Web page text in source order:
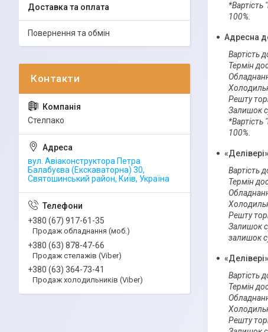
*Вартість
100%.
Адресна
Вартість
Термін
Решту
Залишок
*Вартість
100%.
Вартість
Термін
Решту
Залишок
залишок
Вартість
Термін
Решту
Доставка та оплата
Повернення та обмін
Стелпако
вул. Авіаконструктора Петра
Балабуєва (Екскаваторна) 30,
Святошинський район, Київ, Україна
+380 (67) 917-61-35
Продаж обладнання (моб.)
+380 (63) 878-47-66
Продаж стелажів (Viber)
+380 (63) 364-73-41
Продаж холодильників (Viber)